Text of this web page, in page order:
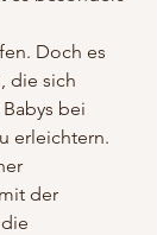
Doch es
die sich
bei
erleichtern.
der